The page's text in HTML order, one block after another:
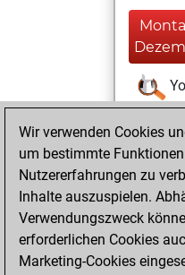
your
Wir verwenden Cookies
um bestimmte
Nutzererfahrungen zu
Inhalte auszuspielen.
Verwendungszweck
erforderlichen Cookies
Marketing-Cookies